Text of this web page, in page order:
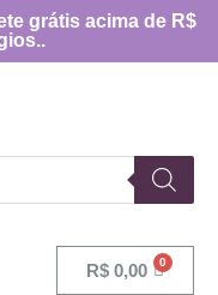
grátis acima de R$
R$ 0,00